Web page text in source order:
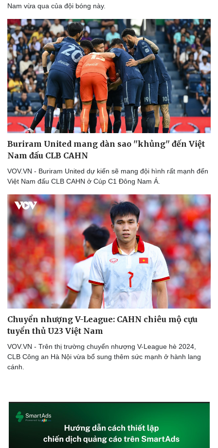
Thể thao
Bóng đá
Lịch thi đấu bóng đá
Thế giới thể thao
eSports
Hậu trường
Ô tô - Xe máy
Ô tô
Xe máy
Tư vấn
Nam vừa qua của đội bóng này.
Buriram United mang dàn sao ''khủng'' đến Việt
Nam đấu CLB CAHN
VOV.VN - Buriram United dự kiến sẽ mang đội hình rất mạnh đến
Việt Nam đấu CLB CAHN ở Cúp C1 Đông Nam Á.
Chuyển nhượng V-League: CAHN chiêu mộ cựu
tuyển thủ U23 Việt Nam
VOV.VN - Trên thị trường chuyển nhượng V-League hè 2024,
CLB Công an Hà Nội vừa bổ sung thêm sức mạnh ở hành lang
cánh.